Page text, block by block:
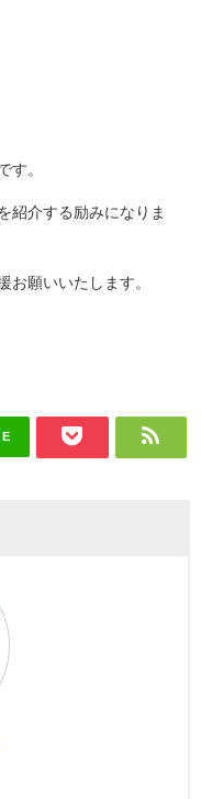
す。
紹介する励みになりま
お願いいたします。